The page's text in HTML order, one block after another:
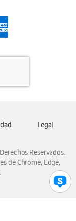
Reservados.
de Chrome, Edge,
Legal